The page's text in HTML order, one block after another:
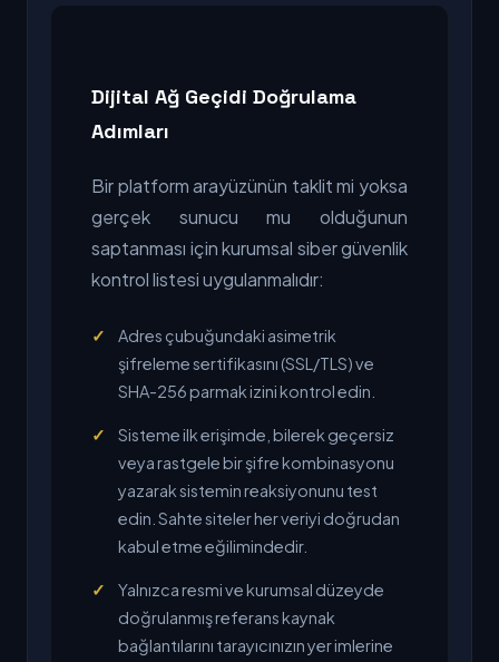
Dijital Ağ Geçidi Doğrulama
Adımları
Bir platform arayüzünün taklit mi yoksa
gerçek sunucu mu olduğunun
saptanması için kurumsal siber güvenlik
kontrol listesi uygulanmalıdır:
Adres çubuğundaki asimetrik
şifreleme sertifikasını (SSL/TLS) ve
SHA-256 parmak izini kontrol edin.
Sisteme ilk erişimde, bilerek geçersiz
veya rastgele bir şifre kombinasyonu
yazarak sistemin reaksiyonunu test
edin. Sahte siteler her veriyi doğrudan
kabul etme eğilimindedir.
Yalnızca resmi ve kurumsal düzeyde
doğrulanmış referans kaynak
bağlantılarını tarayıcınızın yer imlerine